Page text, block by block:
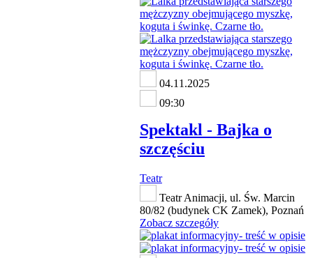
04.11.2025
09:30
Spektakl - Bajka o
szczęściu
Teatr
Teatr Animacji, ul. Św. Marcin
80/82 (budynek CK Zamek), Poznań
Zobacz szczegóły